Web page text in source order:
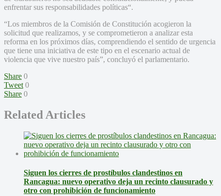
enfrentar sus responsabilidades políticas“.
“Los miembros de la Comisión de Constitución acogieron la
solicitud que realizamos, y se comprometieron a analizar esta
reforma en los próximos días, comprendiendo el sentido de urgencia
que tiene una iniciativa de este tipo en el escenario actual de
violencia que vive nuestro país”, concluyó el parlamentario.
Share 0
Tweet 0
Share 0
Related Articles
Siguen los cierres de prostíbulos clandestinos en
Rancagua: nuevo operativo deja un recinto clausurado y
otro con prohibición de funcionamiento